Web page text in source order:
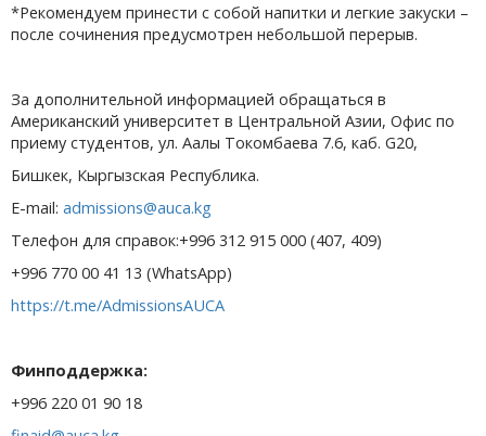
*Рекомендуем принести с собой напитки и легкие закуски –
после сочинения предусмотрен небольшой перерыв.
За дополнительной информацией обращаться в
Американский университет в Центральной Азии, Офис по
приему студентов, ул. Аалы Токомбаева 7.6, каб. G20,
Бишкек, Кыргызская Республика.
E-mail: admissions@auca.kg
Телефон для справок:+996 312 915 000 (407, 409)
+996 770 00 41 13 (WhatsApp)
https://t.me/AdmissionsAUCA
Финподдержка:
+996 220 01 90 18